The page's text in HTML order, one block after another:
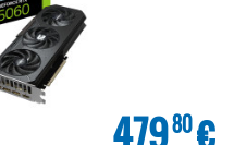
47980€